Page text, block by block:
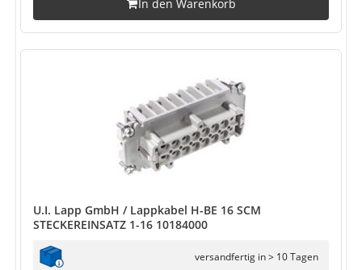
In den Warenkorb
U.I. Lapp GmbH / Lappkabel H-BE 16 SCM
STECKEREINSATZ 1-16 10184000
versandfertig in > 10 Tagen